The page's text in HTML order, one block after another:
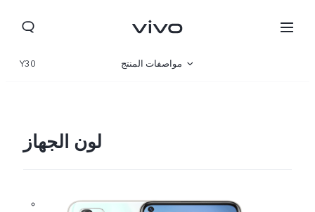
Y30 مواصفات المنتج
لون الجهاز